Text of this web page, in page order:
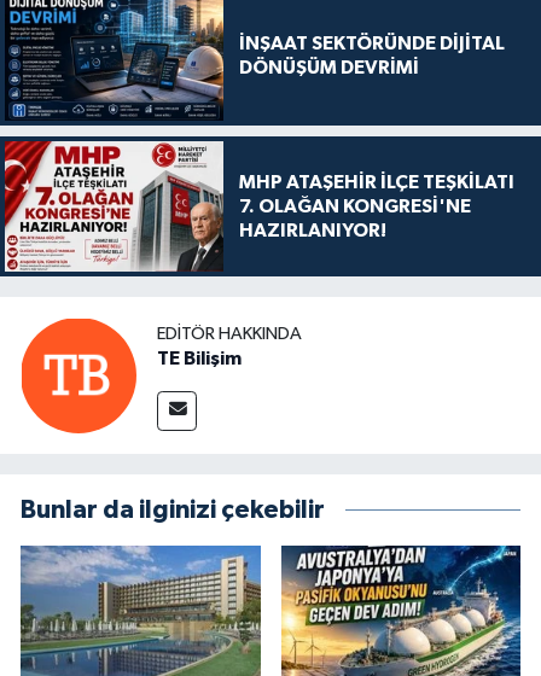
İNŞAAT SEKTÖRÜNDE DİJİTAL
DÖNÜŞÜM DEVRİMİ
MHP ATAŞEHİR İLÇE TEŞKİLATI
7. OLAĞAN KONGRESİ'NE
HAZIRLANIYOR!
EDITÖR HAKKINDA
TE Bilişim
Bunlar da ilginizi çekebilir